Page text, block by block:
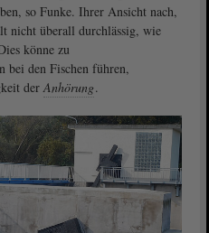
so Funke. Ihrer Ansicht nach,
nicht überall durchlässig, wie
könne zu
bei den Fischen führen,
derAnhörung.